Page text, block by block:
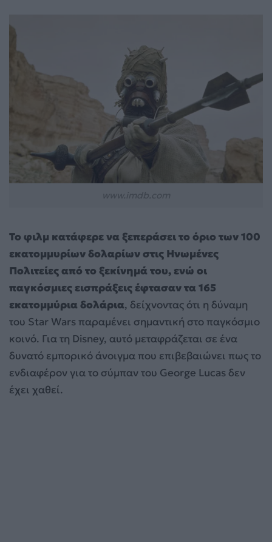
Το φιλμ κατάφερε να ξεπεράσει το όριο των 100
εκατομμυρίων δολαρίων στις Ηνωμένες
Πολιτείες από το ξεκίνημά του, ενώ οι
παγκόσμιες εισπράξεις έφτασαν τα 165
εκατομμύρια δολάρια, δείχνοντας ότι η δύναμη
του Star Wars παραμένει σημαντική στο παγκόσμιο
κοινό. Για τη Disney, αυτό μεταφράζεται σε ένα
δυνατό εμπορικό άνοιγμα που επιβεβαιώνει πως το
ενδιαφέρον για το σύμπαν του George Lucas δεν
έχει χαθεί.